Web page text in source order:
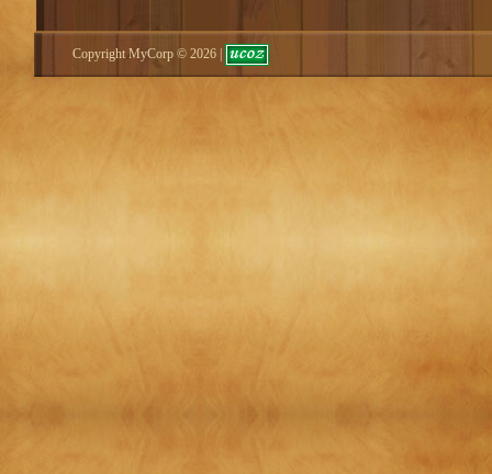
Copyright MyCorp © 2026